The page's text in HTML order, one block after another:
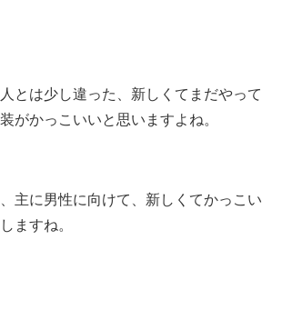
とは少し違った、新しくてまだやって
がかっこいいと思いますよね。
主に男性に向けて、新しくてかっこい
ますね。